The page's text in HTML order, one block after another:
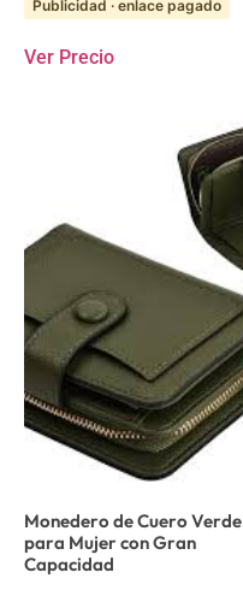
Publicidad · enlace pagado
Ver Precio
Monedero de Cuero Verde
para Mujer con Gran
Capacidad